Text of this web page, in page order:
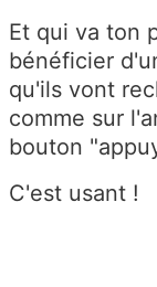
Et qui va ton
bénéficier
qu'ils vont
comme sur
bouton
C'est usant !